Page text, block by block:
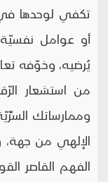
تكفي لوحدها في
أو عوامل
يُرضيه، وخوّفه
من استشعار
وممارساتك
الإلهي من جهة،
الفهم القاصر